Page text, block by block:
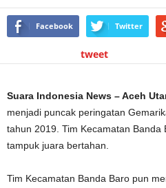
Facebook Twitter
tweet
Suara Indonesia News – Aceh
menjadi puncak peringatan
tahun 2019. Tim Kecamatan Banda
tampuk juara bertahan.
Tim Kecamatan Banda Baro pun